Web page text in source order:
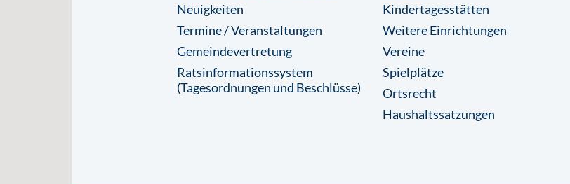
Neuigkeiten
Termine / Veranstaltungen
Gemeindevertretung
Ratsinformationssystem
(Tagesordnungen und Beschlüsse)
Kindertagesstätten
Weitere Einrichtungen
Vereine
Spielplätze
Ortsrecht
Haushaltssatzungen